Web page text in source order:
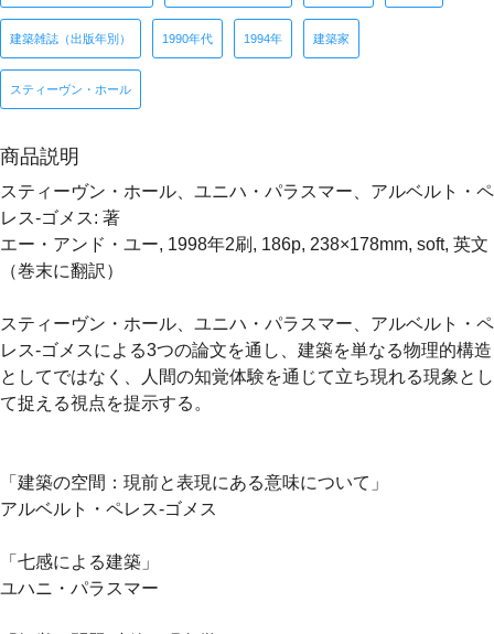
建築雑誌（出版年別） 1990年代 1994年 建築家
スティーヴン・ホール
商品説明
スティーヴン・ホール、ユニハ・パラスマー、アルベルト・ペ
レス-ゴメス: 著
エー・アンド・ユー, 1998年2刷, 186p, 238×178mm, soft, 英文
（巻末に翻訳）
スティーヴン・ホール、ユニハ・パラスマー、アルベルト・ペ
レス-ゴメスによる3つの論文を通し、建築を単なる物理的構造
としてではなく、人間の知覚体験を通じて立ち現れる現象とし
て捉える視点を提示する。
「建築の空間：現前と表現にある意味について」
アルベルト・ペレス-ゴメス
「七感による建築」
ユハニ・パラスマー